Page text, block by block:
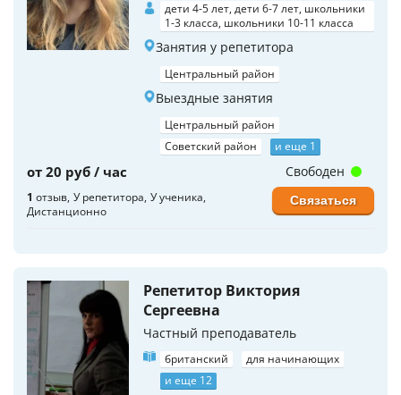
дети 4-5 лет, дети 6-7 лет, школьники
1-3 класса, школьники 10-11 класса
Занятия у репетитора
Центральный район
Выездные занятия
Центральный район
Советский район
и еще 1
от 20 руб / час
1 отзыв У репетитора У ученика
Дистанционно
Свободен
Связаться
Репетитор Виктория
Сергеевна
Частный преподаватель
британский
для начинающих
и еще 12